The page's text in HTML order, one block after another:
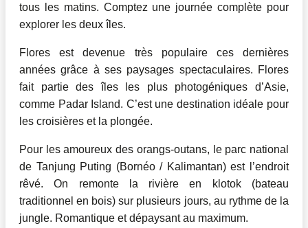
tous les matins. Comptez une journée complète pour
explorer les deux îles.
Flores est devenue très populaire ces dernières
années grâce à ses paysages spectaculaires. Flores
fait partie des îles les plus photogéniques d’Asie,
comme Padar Island. C’est une destination idéale pour
les croisières et la plongée.
Pour les amoureux des orangs-outans, le parc national
de Tanjung Puting (Bornéo / Kalimantan) est l’endroit
rêvé. On remonte la rivière en klotok (bateau
traditionnel en bois) sur plusieurs jours, au rythme de la
jungle. Romantique et dépaysant au maximum.